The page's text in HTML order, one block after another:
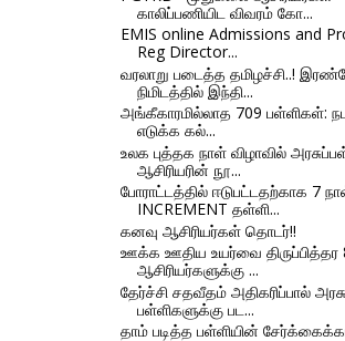
காலிப்பணியிட விவரம் கோ...
EMIS online Admissions and
Reg Director...
வரலாறு படைத்த தமிழச்சி..!
நிமிடத்தில் இந்தி...
அங்கீகாரமில்லாத 709 பள்ளிகள்:
எடுக்க கல்...
உலக புத்தக நாள் விழாவில்
ஆசிரியரின் நூ...
போராட்டத்தில் ஈடுபட்டதற்காக 7
INCREMENT தள்ளி...
கனவு ஆசிரியர்கள் தொடர்!!
ஊக்க ஊதிய உயர்வை திருப்பித்தர
ஆசிரியர்களுக்கு ...
தேர்ச்சி சதவீதம் அதிகரிப்பால் அரசு
பள்ளிகளுக்கு பட...
தாம் படித்த பள்ளியின்